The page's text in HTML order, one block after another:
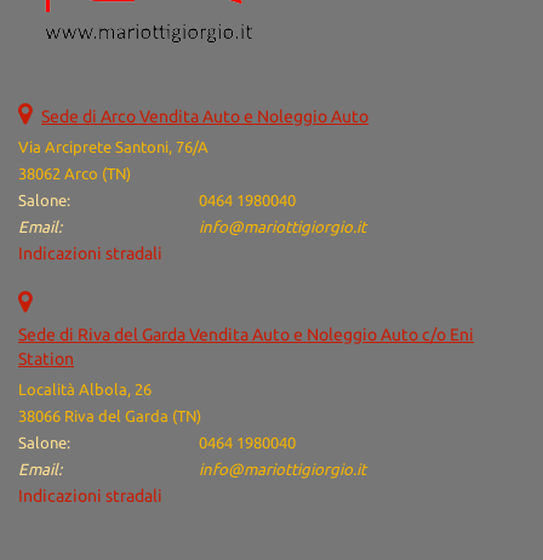
d'emergenza assistita • Riconoscimento dei segnali stradali •
Sensore di luce • Sensori di parcheggio posteriori • Servosterzo •
Sede di Arco Vendita Auto e Noleggio Auto
Via Arciprete Santoni, 76/A
38062 Arco (TN)
Salone:
0464 1980040
Email:
info@mariottigiorgio.it
Indicazioni stradali
Sede di Riva del Garda Vendita Auto e Noleggio Auto c/o Eni
Station
Località Albola, 26
38066 Riva del Garda (TN)
Salone:
0464 1980040
Email:
info@mariottigiorgio.it
Indicazioni stradali